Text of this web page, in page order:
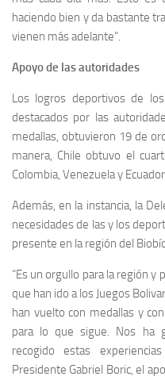
haciendo bien y da bastante
vienen más adelante”.
Apoyo de las autoridades
Los logros deportivos de
destacados por las
medallas, obtuvieron 19 de
manera, Chile obtuvo el
Colombia, Venezuela y
Además, en la instancia, la
necesidades de las y los
presente en la región del
“Es un orgullo para la región
que han ido a los Juegos
han vuelto con medallas y
para lo que sigue. Nos ha
recogido estas
Presidente Gabriel Boric, el